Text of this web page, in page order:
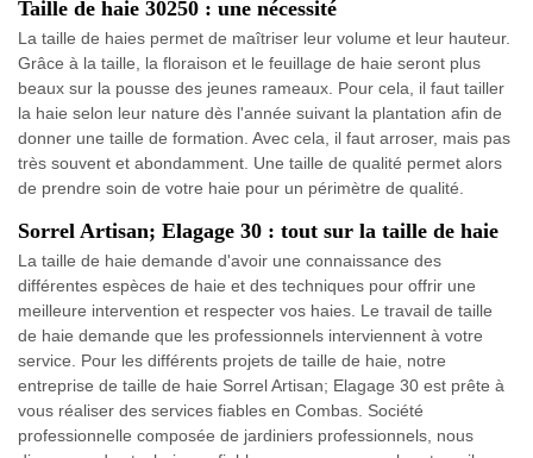
Taille de haie 30250 : une nécessité
La taille de haies permet de maîtriser leur volume et leur hauteur.
Grâce à la taille, la floraison et le feuillage de haie seront plus
beaux sur la pousse des jeunes rameaux. Pour cela, il faut tailler
la haie selon leur nature dès l'année suivant la plantation afin de
donner une taille de formation. Avec cela, il faut arroser, mais pas
très souvent et abondamment. Une taille de qualité permet alors
de prendre soin de votre haie pour un périmètre de qualité.
Sorrel Artisan; Elagage 30 : tout sur la taille de haie
La taille de haie demande d'avoir une connaissance des
différentes espèces de haie et des techniques pour offrir une
meilleure intervention et respecter vos haies. Le travail de taille
de haie demande que les professionnels interviennent à votre
service. Pour les différents projets de taille de haie, notre
entreprise de taille de haie Sorrel Artisan; Elagage 30 est prête à
vous réaliser des services fiables en Combas. Société
professionnelle composée de jardiniers professionnels, nous